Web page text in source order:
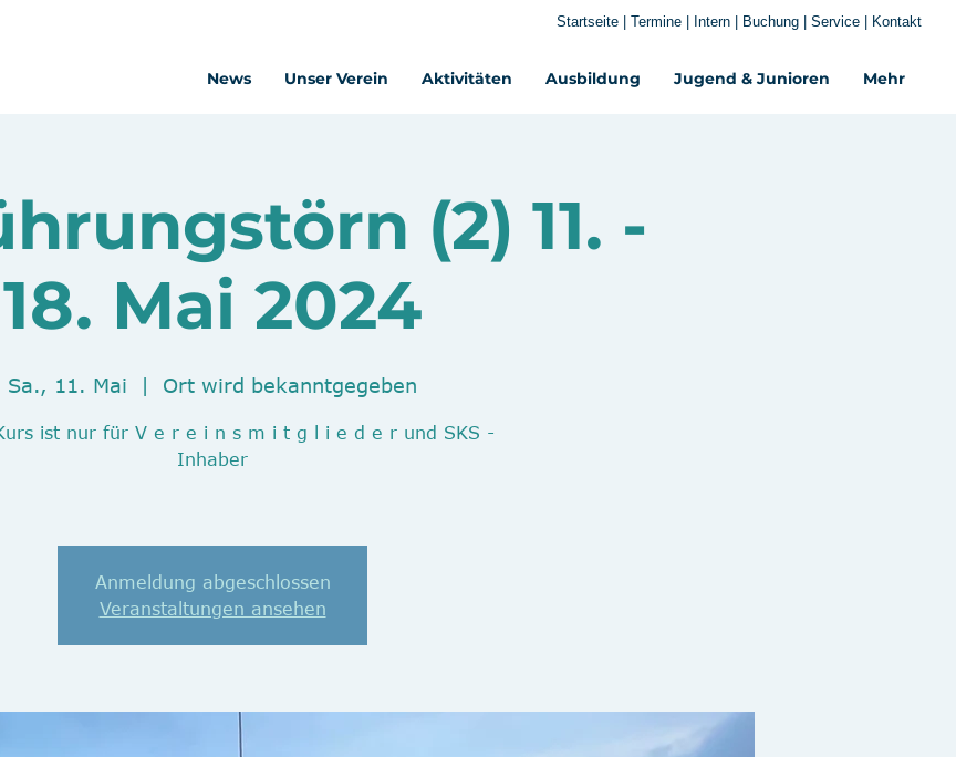
News Unser Verein Aktivitäten Ausbildung Jugend & Junioren Mehr‎
Startseite Termine Intern Buchung Service Kontakt
(2) 11. -
18. Mai 2024
Sa., 11. Mai
  |
Ort wird bekanntgegeben
ist nur für V e r e i n s m i t g l i e d e r und SKS -
Inhaber
Anmeldung abgeschlossen
Veranstaltungen ansehen